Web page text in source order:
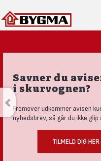
Savner du
i skurvognen?
Fremover udkommer avisen
nyhedsbrev, så går du ikke glip
TILMELD DIG HER